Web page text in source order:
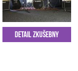
Detail zkušebny